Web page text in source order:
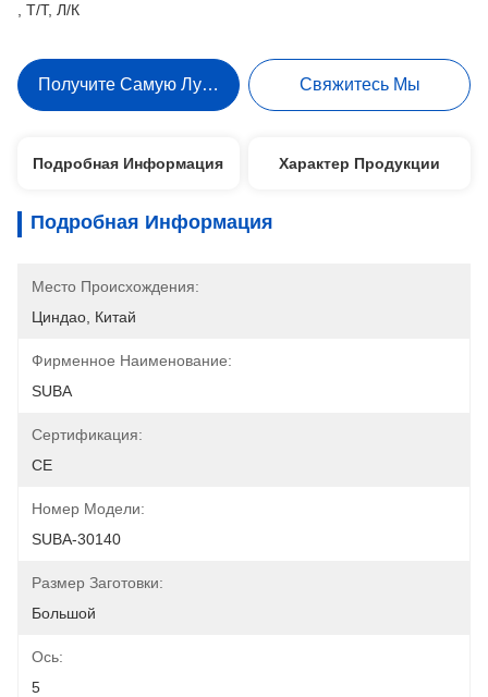
, Т/Т, Л/К
Получите Самую Лучшую Цену Свяжитесь Мы
Подробная Информация Характер Продукции
Подробная Информация
Место Происхождения:
Циндао, Китай
Фирменное Наименование:
SUBA
Сертификация:
CE
Номер Модели:
SUBA-30140
Размер Заготовки:
Большой
Ось:
5